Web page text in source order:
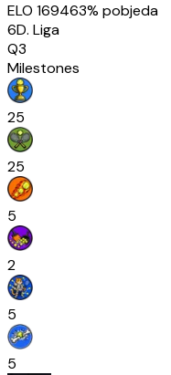
ELO 169463% pobjeda
6D. Liga
Q3
Milestones
25
25
5
2
5
5